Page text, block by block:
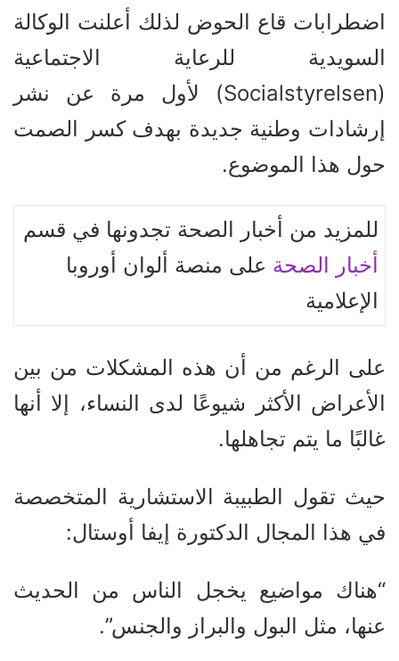
اضطرابات قاع الحوض لذلك أعلنت الوكالة
السويدية للرعاية الاجتماعية
(Socialstyrelsen) لأول مرة عن نشر
إرشادات وطنية جديدة بهدف كسر الصمت
حول هذا الموضوع.
للمزيد من أخبار الصحة تجدونها في قسم
أخبار الصحة على منصة ألوان أوروبا
الإعلامية
على الرغم من أن هذه المشكلات من بين
الأعراض الأكثر شيوعًا لدى النساء، إلا أنها
غالبًا ما يتم تجاهلها.
حيث تقول الطبيبة الاستشارية المتخصصة
في هذا المجال الدكتورة إيفا أوستال:
“هناك مواضيع يخجل الناس من الحديث
عنها، مثل البول والبراز والجنس”.